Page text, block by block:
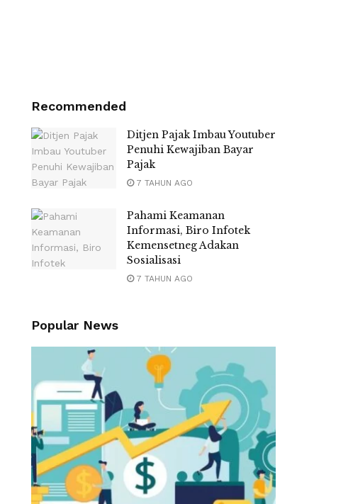
Recommended
Ditjen Pajak Imbau Youtuber
Penuhi Kewajiban Bayar
Pajak
7 TAHUN AGO
Pahami Keamanan
Informasi, Biro Infotek
Kemensetneg Adakan
Sosialisasi
7 TAHUN AGO
Popular News